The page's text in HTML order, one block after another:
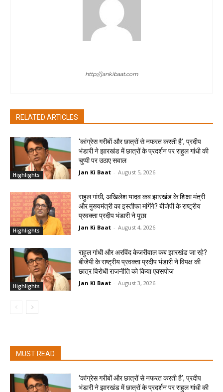
http://jankibaat.com
RELATED ARTICLES
Highlights
‘कांग्रेस गरीबों और छात्रों से नफरत करती है’, प्रदीप
भंडारी ने झारखंड में छात्रों के प्रदर्शन पर राहुल गांधी की
चुप्पी पर उठाए सवाल
Jan Ki Baat - August 5, 2026
Highlights
राहुल गांधी, अखिलेश यादव कब झारखंड के शिक्षा मंत्री
और मुख्यमंत्री का इस्तीफा मांगेंगे? बीजेपी के राष्ट्रीय
प्रवक्ता प्रदीप भंडारी ने पूछा
Jan Ki Baat - August 4, 2026
Highlights
राहुल गांधी और अरविंद केजरीवाल कब झारखंड जा रहे?
बीजेपी के राष्ट्रीय प्रवक्ता प्रदीप भंडारी ने विपक्ष की
छात्र विरोधी राजनीति को किया एक्सपोज
Jan Ki Baat - August 3, 2026
MUST READ
‘कांग्रेस गरीबों और छात्रों से नफरत करती है’, प्रदीप
भंडारी ने झारखंड में छात्रों के प्रदर्शन पर राहुल गांधी की